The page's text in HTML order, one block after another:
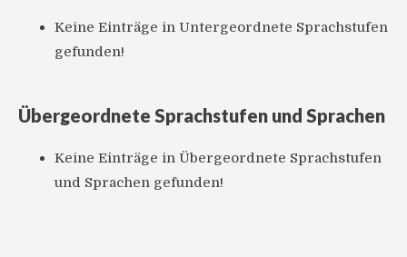
Keine Einträge in Untergeordnete Sprachstufen
gefunden!
Übergeordnete Sprachstufen und Sprachen
Keine Einträge in Übergeordnete Sprachstufen
und Sprachen gefunden!